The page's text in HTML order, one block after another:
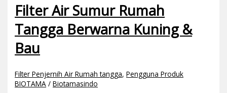
Filter Air Sumur Rumah
Tangga Berwarna Kuning &
Bau
Filter Penjernih Air Rumah tangga,Pengguna Produk
BIOTAMA /Biotamasindo